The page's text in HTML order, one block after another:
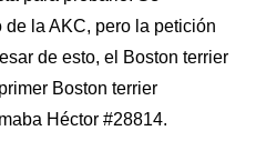
la AKC, pero la petición
de esto, el Boston terrier
Boston terrier
Héctor #28814.